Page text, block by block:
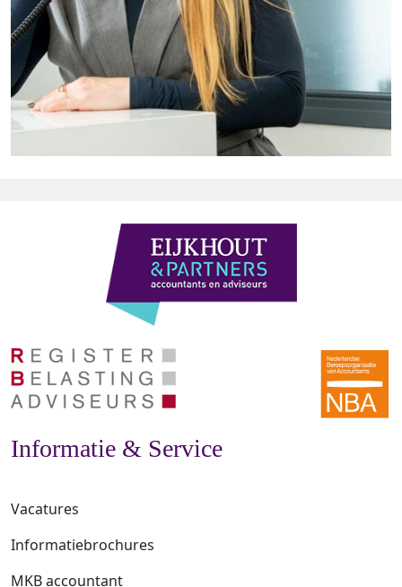
Informatie & Service
Vacatures
Informatiebrochures
MKB accountant